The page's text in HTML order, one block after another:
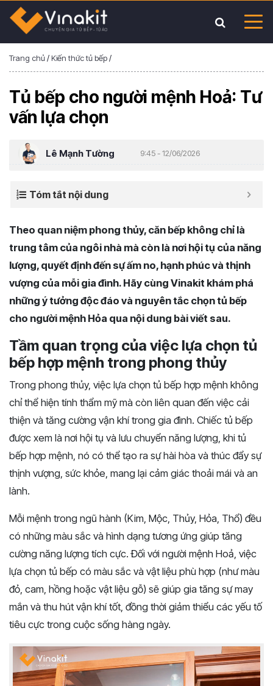
Trang chủ/Kiến thức tủ bếp/
Tủ bếp cho người mệnh Hoả: Tư
vấn lựa chọn
Lê Mạnh Tường 9:45 - 12/06/2026
Tóm tắt nội dung
Theo quan niệm phong thủy, căn bếp không chỉ là
trung tâm của ngôi nhà mà còn là nơi hội tụ của năng
lượng, quyết định đến sự ấm no, hạnh phúc và thịnh
vượng của mỗi gia đình. Hãy cùng Vinakit khám phá
những ý tưởng độc đáo và nguyên tắc chọn tủ bếp
cho người mệnh Hỏa qua nội dung bài viết sau.
Tầm quan trọng của việc lựa chọn tủ
bếp hợp mệnh trong phong thủy
Trong phong thủy, việc lựa chọn tủ bếp hợp mệnh không
chỉ thể hiện tính thẩm mỹ mà còn liên quan đến việc cải
thiện và tăng cường vận khí trong gia đình. Chiếc tủ bếp
được xem là nơi hội tụ và lưu chuyển năng lượng, khi tủ
bếp hợp mệnh, nó có thể tạo ra sự hài hòa và thúc đẩy sự
thịnh vượng, sức khỏe, mang lại cảm giác thoải mái và an
lành.
Mỗi mệnh trong ngũ hành (Kim, Mộc, Thủy, Hỏa, Thổ) đều
có những màu sắc và hình dạng tương ứng giúp tăng
cường năng lượng tích cực. Đối với người mệnh Hoả, việc
lựa chọn tủ bếp có màu sắc và vật liệu phù hợp (như màu
đỏ, cam, hồng hoặc vật liệu gỗ) sẽ giúp gia tăng sự may
mắn và thu hút vận khí tốt, đồng thời giảm thiểu các yếu tố
tiêu cực trong cuộc sống hàng ngày.